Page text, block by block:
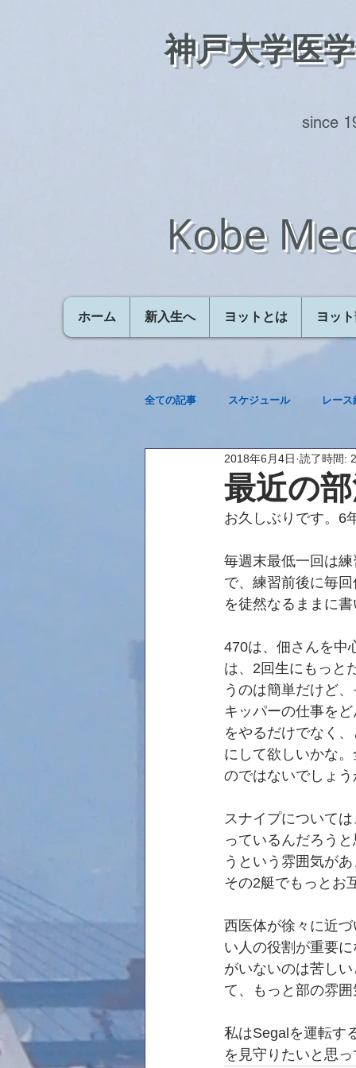
神戸大学医
​​since
Kobe
ホーム 新入生へ ヨットとは ヨッ
全ての記事 スケジュール レース
2023西医体@琵琶湖
最近の
2018年6月4日 読了時間:
お久しぶりです。6
毎週末最低一回は
で、練習前後に毎
を徒然なるままに
470は、佃さんを中
は、2回生にもっと
うのは簡単だけど
キッパーの仕事を
をやるだけでなく
にして欲しいかな
のではないでしょう
スナイプについて
っているんだろう
うという雰囲気が
その2艇でもっとお
西医体が徐々に近
い人の役割が重要
がいないのは苦し
て、もっと部の雰
私はSegalを運転す
を見守りたいと思